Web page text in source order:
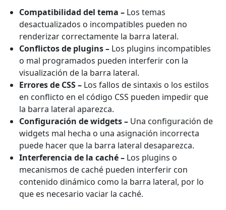
Compatibilidad del tema – Los temas
desactualizados o incompatibles pueden no
renderizar correctamente la barra lateral.
Conflictos de plugins– Los plugins incompatibles
o mal programados pueden interferir con la
visualización de la barra lateral.
Errores de CSS– Los fallos de sintaxis o los estilos
en conflicto en el código CSS pueden impedir que
la barra lateral aparezca.
Configuración de widgets– Una configuración de
widgets mal hecha o una asignación incorrecta
puede hacer que la barra lateral desaparezca.
Interferencia de la caché– Los plugins o
mecanismos de caché pueden interferir con
contenido dinámico como la barra lateral, por lo
que es necesario vaciar la caché.